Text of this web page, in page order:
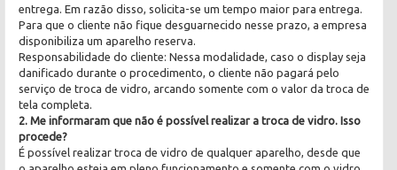
entrega. Em razão disso, solicita-se um tempo maior para entrega.
Para que o cliente não fique desguarnecido nesse prazo, a empresa
disponibiliza um aparelho reserva.
Responsabilidade do cliente: Nessa modalidade, caso o display seja
danificado durante o procedimento, o cliente não pagará pelo
serviço de troca de vidro, arcando somente com o valor da troca de
tela completa.
2. Me informaram que não é possível realizar a troca de vidro. Isso
procede?
É possível realizar troca de vidro de qualquer aparelho, desde que